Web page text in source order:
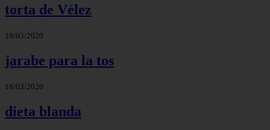
torta de Vélez
19/05/2020
jarabe para la tos
18/03/2020
dieta blanda